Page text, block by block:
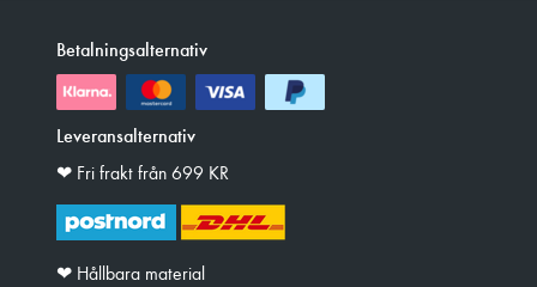
Betalningsalternativ
Leveransalternativ
❤︎ Fri frakt från 699 KR
❤︎ Hållbara material